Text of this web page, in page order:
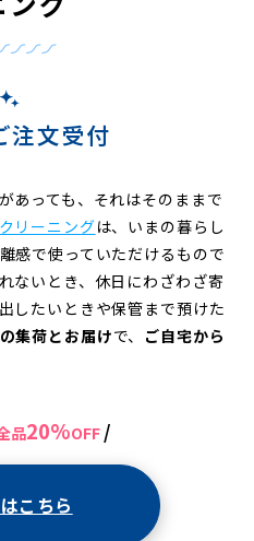
注文受付
あっても、それはそのままで
リーニングは、いまの暮らし
感で使っていただけるもので
ないとき、休日にわざわざ寄
したいときや保管まで預けた
集荷とお届けで、 ご自宅から
品20%OFF /
こちら